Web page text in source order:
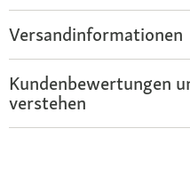
Versandinformationen
Kundenbewertungen
verstehen